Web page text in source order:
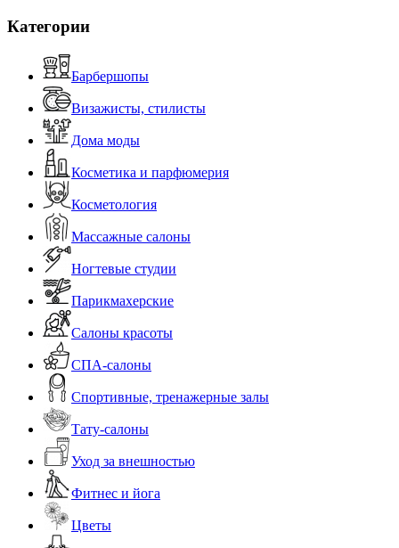
Категории
Барбершопы
Визажисты, стилисты
Дома моды
Косметика и парфюмерия
Косметология
Массажные салоны
Ногтевые студии
Парикмахерские
Салоны красоты
СПА-салоны
Спортивные, тренажерные залы
Тату-салоны
Уход за внешностью
Фитнес и йога
Цветы